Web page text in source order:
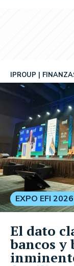
IPROUP
EXPO EFI 2026
El dato
bancos y